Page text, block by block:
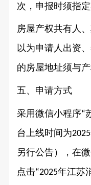
次，申报时须指
房屋产权共有人
以为申请人出资
的房屋地址须与
五、申请方式
采用微信小程序“
台上线时间为2025
另行公告），在
点击“2025年江苏